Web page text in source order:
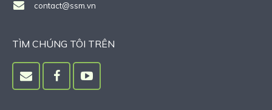
contact@ssm.vn
TÌM CHÚNG TÔI TRÊN